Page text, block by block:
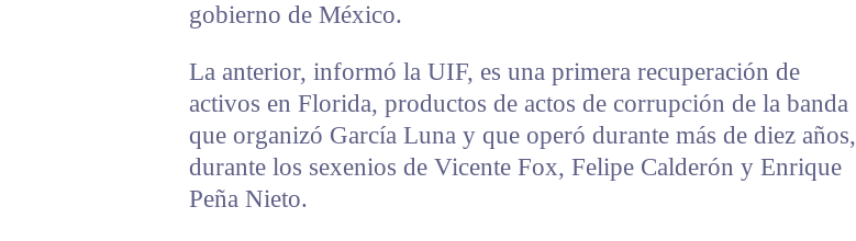
gobierno de México.
La anterior, informó la UIF, es una primera recuperación de
activos en Florida, productos de actos de corrupción de la banda
que organizó García Luna y que operó durante más de diez años,
durante los sexenios de Vicente Fox, Felipe Calderón y Enrique
Peña Nieto.